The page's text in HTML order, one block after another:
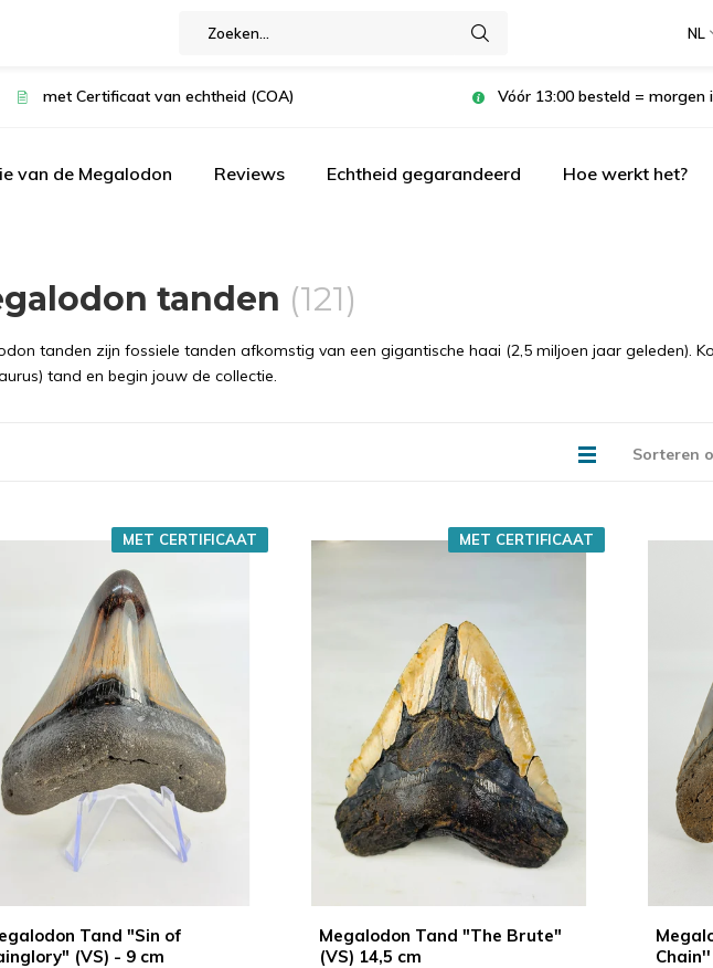
NL
met Certificaat van echtheid (COA) Vóór 13:00 besteld = morgen
van de Megalodon Reviews Echtheid gegarandeerd Hoe werkt het?
tanden (121)
tanden zijn fossiele tanden afkomstig van een gigantische haai (2,5 miljoen jaar geleden).
tand en begin jouw de collectie.
Sorteren
Tand "Sin of
(VS) - 9 cm
MET CERTIFICAAT
Megalodon Tand "The Brute"
(VS) 14,5 cm
MET CERTIFICAAT